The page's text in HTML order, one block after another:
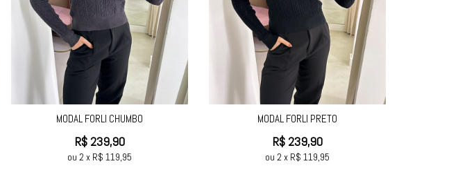
MODAL FORLI CHUMBO
R$ 239,90
ou 2 x R$ 119,95
MODAL FORLI PRETO
R$ 239,90
ou 2 x R$ 119,95